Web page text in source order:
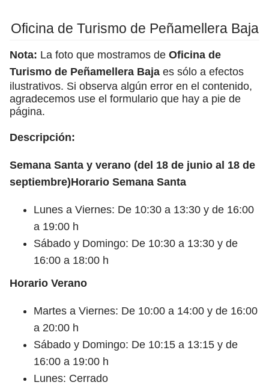
Oficina de Turismo de Peñamellera Baja
Nota: La foto que mostramos de Oficina de
Turismo de Peñamellera Baja es sólo a efectos
ilustrativos. Si observa algún error en el contenido,
agradecemos use el formulario que hay a pie de
página.
Descripción:
Semana Santa y verano (del 18 de junio al 18 de
septiembre)Horario Semana Santa
Lunes a Viernes: De 10:30 a 13:30 y de 16:00
a 19:00 h
Sábado y Domingo: De 10:30 a 13:30 y de
16:00 a 18:00 h
Horario Verano
Martes a Viernes: De 10:00 a 14:00 y de 16:00
a 20:00 h
Sábado y Domingo: De 10:15 a 13:15 y de
16:00 a 19:00 h
Lunes: Cerrado